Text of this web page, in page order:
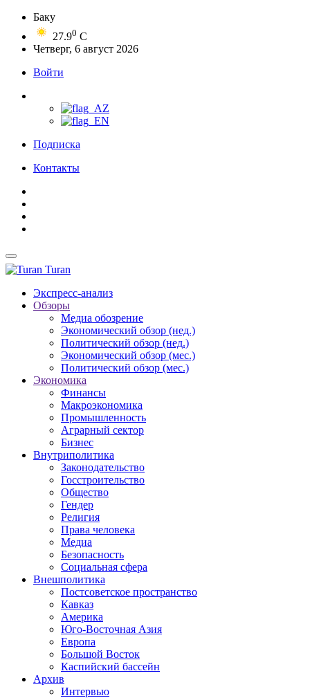
Баку
27.90 C
Четверг, 6 август 2026
Войти
Подписка
Контакты
Turan
Экспресс-анализ
Обзоры
Медиа обозрение
Экономический обзор (нед.)
Политический обзор (нед.)
Экономический обзор (мес.)
Политический обзор (мес.)
Экономика
Финансы
Макроэкономика
Промышленность
Аграрный сектор
Бизнес
Внутриполитика
Законодательство
Госстроительство
Общество
Гендер
Религия
Права человека
Медиа
Безопасность
Социальная сфера
Внешполитика
Постсоветское пространство
Кавказ
Америка
Юго-Восточная Азия
Европа
Большой Восток
Каспийский бассейн
Архив
Интервью